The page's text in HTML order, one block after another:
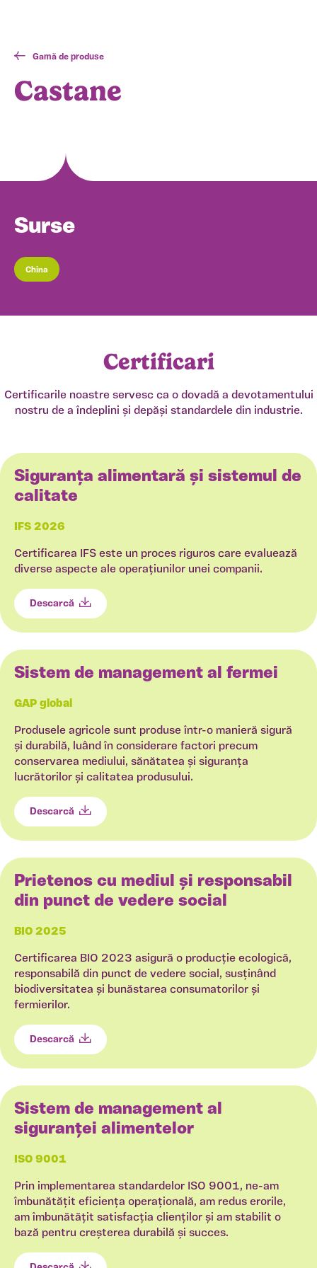
Gamă de produse
Castane
Surse
China
Certificari
Certificarile noastre servesc ca o dovadă a devotamentului
nostru de a îndeplini și depăși standardele din industrie.
Siguranța alimentară și sistemul de
calitate
IFS 2026
Certificarea IFS este un proces riguros care evaluează
diverse aspecte ale operațiunilor unei companii.
Descarcă
Sistem de management al fermei
GAP global
Produsele agricole sunt produse într-o manieră sigură
și durabilă, luând în considerare factori precum
conservarea mediului, sănătatea și siguranța
lucrătorilor și calitatea produsului.
Descarcă
Prietenos cu mediul și responsabil
din punct de vedere social
BIO 2025
Certificarea BIO 2023 asigură o producție ecologică,
responsabilă din punct de vedere social, susținând
biodiversitatea și bunăstarea consumatorilor și
fermierilor.
Descarcă
Sistem de management al
siguranței alimentelor
ISO 9001
Prin implementarea standardelor ISO 9001, ne-am
îmbunătățit eficiența operațională, am redus erorile,
am îmbunătățit satisfacția clienților și am stabilit o
bază pentru creșterea durabilă și succes.